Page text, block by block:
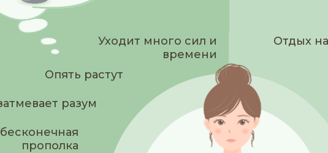
Уходит много сил и
времени
Отдых
Опять растут
разум
прополка